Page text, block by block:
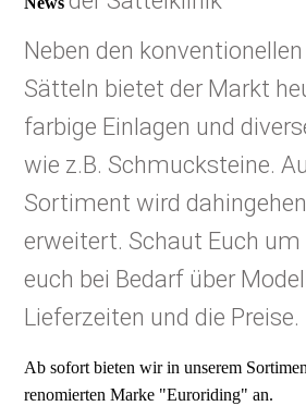
Neben den
Sätteln bietet der Markt
farbige Einlagen und
wie z.B. Schmucksteine.
Sortiment wird
erweitert. Schaut Euch
euch bei Bedarf über
Lieferzeiten und die Preise.
Ab sofort bieten wir in unserem
renomierten Marke "Euroriding" an.